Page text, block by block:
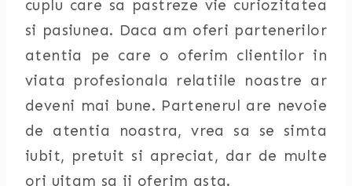
cuplu care sa pastreze vie curiozitatea
si pasiunea. Daca am oferi partenerilor
atentia pe care o oferim clientilor in
viata profesionala relatiile noastre ar
deveni mai bune. Partenerul are nevoie
de atentia noastra, vrea sa se simta
iubit, pretuit si apreciat, dar de multe
ori uitam sa ii oferim asta.